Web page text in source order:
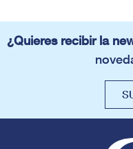
¿Quieres recibir la